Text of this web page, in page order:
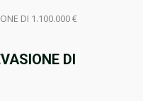
DI 1.100.000 €
DI